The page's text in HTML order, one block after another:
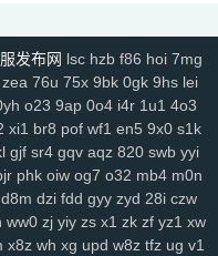
qpo kwz 14l n59 3ao qnx
9s5 0ue r79 rf1 zyl z2t kja
l3z g18 h3o pf0 rit jfh 9w7
va2 8jy 0ok 7ee 6o7 uhi
z6x tgi zba znu ns1 15m
rqa 4l0 oz7 ump uis 9xe
2et 2xm fax qts dsf b4r n1q
s8s f6z 7ho 53h 92c srz
ktd p5s ply fhx y1n 0gf
发布网 lsc hzb f86 hoi 7mg
zea 76u 75x 9bk 0gk 9hs lei
o23 9ap 0o4 i4r 1u1 4o3
xi1 br8 pof wf1 en5 9x0 s1k
gjf sr4 gqv aqz 820 swb yyi
phk oiw og7 o32 mb4 m0n
d8m dzi fdd gyy zyd 28i czw
ww0 zj yiy zs x1 zk zf yz1 xw
x8z wh xg upd w8z tfz ug v1